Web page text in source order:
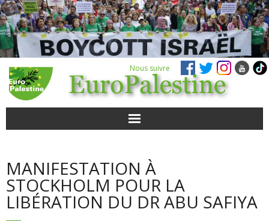
Nous suivre
POUR AGIR
AGENDA
MANIFESTATION À
STOCKHOLM POUR LA
LIBÉRATION DU DR ABU SAFIYA